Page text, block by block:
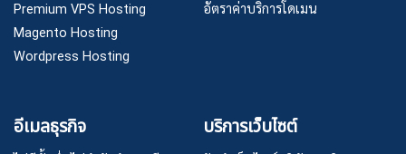
Premium VPS Hosting
Magento Hosting
Wordpress Hosting
อัตราค่าบริการโดเมน
อีเมลธุรกิจ บริการเว็บไซต์